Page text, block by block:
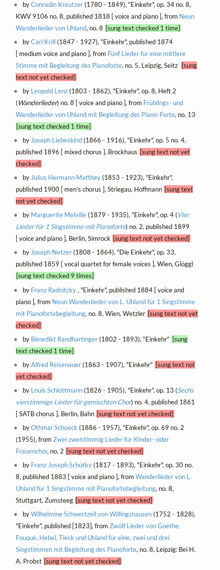
byConradin Kreutzer(1780 - 1849), "Einkehr", op. 34 no. 8,
KWV 9106 no. 8, published 1818 [ voice and piano ], from Neun
Wanderlieder von Uhland, no. 8 [sung text checked 1 time]
byCarl Krill(1847 - 1927), "Einkehr", published 1874
[ medium voice and piano ], from Fünf Lieder für eine mittlere
Stimme mit Begleitung des Pianoforte, no. 5, Leipzig, Seitz
[sung
text not yet checked]
by Leopold Lenz(1803 - 1862), "Einkehr", op. 8, Heft 2
(Wanderlieder) no. 8 [ voice and piano ], from Frühlings- und
Wanderlieder von Uhland mit Begleitung des Piano-Forte, no. 13
[sung text checked 1 time]
byJoseph Liebeskind(1866 - 1916), "Einkehr", op. 5 no. 4,
published 1896 [ mixed chorus ], Brockhaus [sung text not yet
checked]
byJulius Hermann Matthey(1853 - 1923), "Einkehr",
published 1900 [ men's chorus ], Striegau, Hoffmann [sung text
not yet checked]
by Marguerite Melville(1879 - 1935), "Einkehr", op. 4 (Vier
Lieder für 1 Singstimme mit Pianoforte) no. 2, published 1899
[ voice and piano ], Berlin, Simrock [sung text not yet checked]
byJoseph Netzer(1808 - 1864), "Die Einkehr", op. 33,
published 1859 [ vocal quartet for female voices ], Wien, Glöggl
[sung text checked 9 times]
by Franz Radnitzky, "Einkehr", published 1884 [ voice and
piano ], from Neun Wanderlieder von L. Uhland für 1 Singstimme
mit Pianofortebegleitung, no. 8, Wien, Wetzler [sung text not yet
checked]
by Benedikt Randhartinger(1802 - 1893), "Einkehr" [sung
text checked 1 time]
byAlfred Reisenauer(1863 - 1907), "Einkehr"[sung text not
yet checked]
by Louis Schlottmann(1826 - 1905), "Einkehr", op. 13 (Sechs
vierstimmige Lieder für gemischten Chor) no. 4, published 1861
[ SATB chorus ], Berlin, Bahn [sung text not yet checked]
byOthmar Schoeck (1886 - 1957), "Einkehr", op. 69 no. 2
(1955), from Zwei zweistimmig Lieder für Kinder- oder
Frauenchor, no. 2 [sung text not yet checked]
by Franz Joseph Schütky(1817 - 1893), "Einkehr", op. 30 no.
8, published 1883 [ voice and piano ], from Wanderlieder von L.
Uhland für 1 Singstimme mit Pianofortebegleitung, no. 8,
Stuttgart, Zumsteeg [sung text not yet checked]
byWilhelmine Schwertzell von Willingshausen(1752 - 1828),
"Einkehr", published [1823], from Zwölf Lieder von Goethe,
Fouqué, Hebel, Tieck und Uhland für eine, zwei und drei
Singstimmen mit Begleitung des Pianoforte, no. 8, Leipzig: Bei H.
A. Probst [sung text not yet checked]